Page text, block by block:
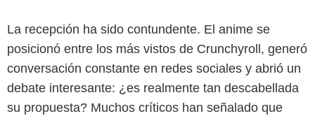
La recepción ha sido contundente. El anime se
posicionó entre los más vistos de Crunchyroll, generó
conversación constante en redes sociales y abrió un
debate interesante: ¿es realmente tan descabellada
su propuesta? Muchos críticos han señalado que
Crunchyroll